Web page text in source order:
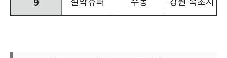
9 설악슈퍼 수동 강원 속초시